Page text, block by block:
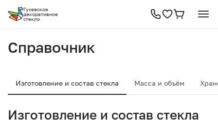
Гусевское
декоративное
стекло
Справочник
Изготовление и состав стекла Масса и объём
Изготовление и состав стекла